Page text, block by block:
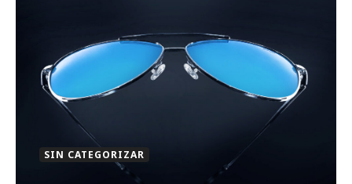
SIN CATEGORIZAR